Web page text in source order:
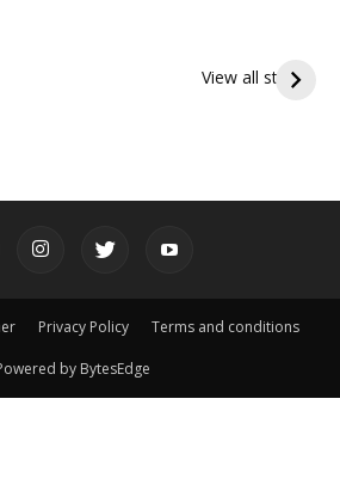
View all stories
ఇంద్రకీలాద్రి గిరి ప్రదక్షిణ
Privacy Policy Terms and conditions
by BytesEdge